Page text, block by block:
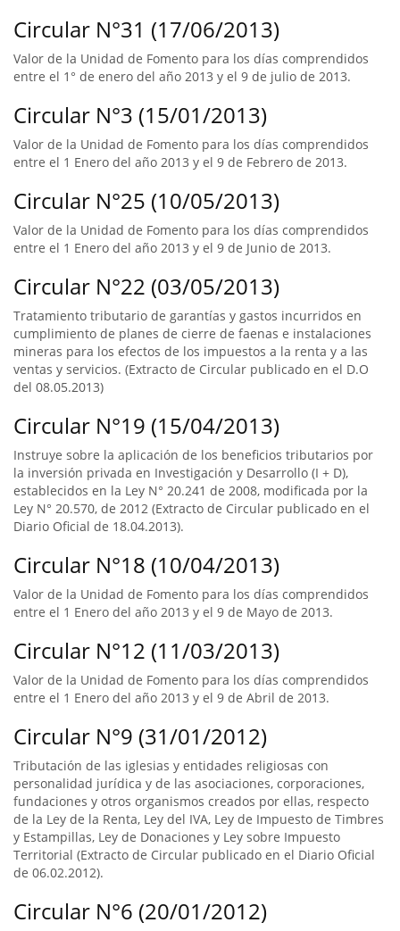
Circular N°31 (17/06/2013)
Valor de la Unidad de Fomento para los días comprendidos
entre el 1° de enero del año 2013 y el 9 de julio de 2013.
Circular N°3 (15/01/2013)
Valor de la Unidad de Fomento para los días comprendidos
entre el 1 Enero del año 2013 y el 9 de Febrero de 2013.
Circular N°25 (10/05/2013)
Valor de la Unidad de Fomento para los días comprendidos
entre el 1 Enero del año 2013 y el 9 de Junio de 2013.
Circular N°22 (03/05/2013)
Tratamiento tributario de garantías y gastos incurridos en
cumplimiento de planes de cierre de faenas e instalaciones
mineras para los efectos de los impuestos a la renta y a las
ventas y servicios. (Extracto de Circular publicado en el D.O
del 08.05.2013)
Circular N°19 (15/04/2013)
Instruye sobre la aplicación de los beneficios tributarios por
la inversión privada en Investigación y Desarrollo (I + D),
establecidos en la Ley N° 20.241 de 2008, modificada por la
Ley N° 20.570, de 2012 (Extracto de Circular publicado en el
Diario Oficial de 18.04.2013).
Circular N°18 (10/04/2013)
Valor de la Unidad de Fomento para los días comprendidos
entre el 1 Enero del año 2013 y el 9 de Mayo de 2013.
Circular N°12 (11/03/2013)
Valor de la Unidad de Fomento para los días comprendidos
entre el 1 Enero del año 2013 y el 9 de Abril de 2013.
Circular N°9 (31/01/2012)
Tributación de las iglesias y entidades religiosas con
personalidad jurídica y de las asociaciones, corporaciones,
fundaciones y otros organismos creados por ellas, respecto
de la Ley de la Renta, Ley del IVA, Ley de Impuesto de Timbres
y Estampillas, Ley de Donaciones y Ley sobre Impuesto
Territorial (Extracto de Circular publicado en el Diario Oficial
de 06.02.2012).
Circular N°6 (20/01/2012)